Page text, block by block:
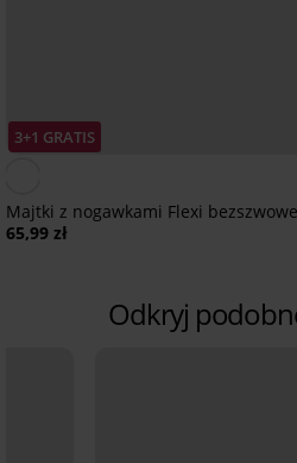
3+1 GRATIS
Majtki z nogawkami Flexi bezszwowe
65,99 zł
Odkryj